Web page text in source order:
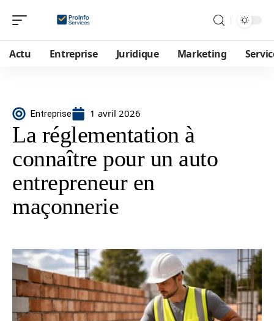
Actu Entreprise Juridique Marketing
Entreprise 1 avril 2026
La réglementation à
connaître pour un auto
entrepreneur en
maçonnerie